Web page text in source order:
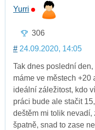
Yurri
306
# 24.09.2020, 14:05
Tak dnes poslední
máme ve městech +20
ideální záležitost, kdo
práci bude ale stačit
deštěm mi tolik
špatně, snad to zase